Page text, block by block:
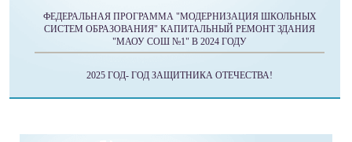
ФЕДЕРАЛЬНАЯ ПРОГРАММА "МОДЕРНИЗАЦИЯ ШКОЛЬНЫХ
СИСТЕМ ОБРАЗОВАНИЯ" КАПИТАЛЬНЫЙ РЕМОНТ ЗДАНИЯ
"МАОУ СОШ №1" В 2024 ГОДУ
2025 ГОД- ГОД ЗАЩИТНИКА ОТЕЧЕСТВА!